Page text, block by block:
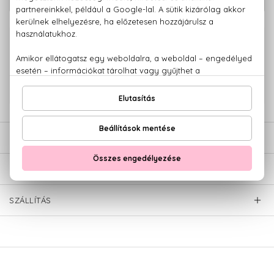
Kérdésed van, elakadtál? Hívd ügyfélszolgálatunkat:
779 1926
ÉRTÉKELÉSEK (0)
SZÁLLÍTÁS